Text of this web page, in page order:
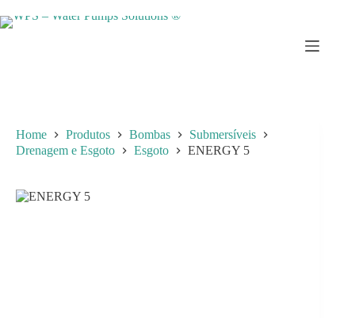
to
Home Produtos Bombas
Submersíveis
Drenagem e Esgoto
Esgoto ENERGY 5